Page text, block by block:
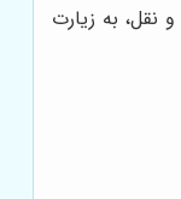
نقل، به زیارت